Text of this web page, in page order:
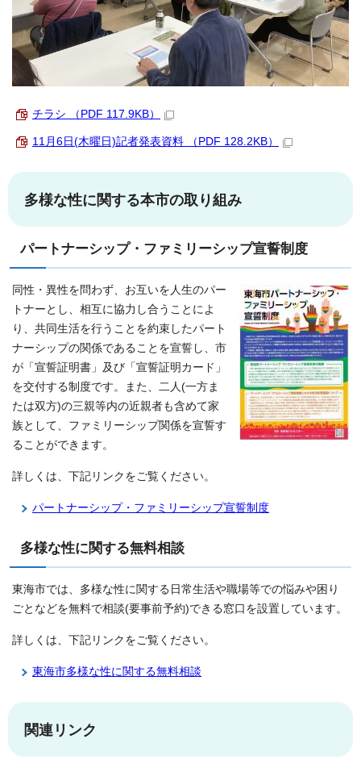
チラシ （PDF 117.9KB）
11月6日(木曜日)記者発表資料 （PDF 128.2KB）
多様な性に関する本市の取り組み
パートナーシップ・ファミリーシップ宣誓制度
同性・異性を問わず、お互いを人生のパー
トナーとし、相互に協力し合うことによ
り、共同生活を行うことを約束したパート
ナーシップの関係であることを宣誓し、市
が「宣誓証明書」及び「宣誓証明カード」
を交付する制度です。また、二人(一方ま
たは双方)の三親等内の近親者も含めて家
族として、ファミリーシップ関係を宣誓す
ることができます。
詳しくは、下記リンクをご覧ください。
パートナーシップ・ファミリーシップ宣誓制度
多様な性に関する無料相談
東海市では、多様な性に関する日常生活や職場等での悩みや困り
ごとなどを無料で相談(要事前予約)できる窓口を設置しています。
詳しくは、下記リンクをご覧ください。
東海市多様な性に関する無料相談
関連リンク